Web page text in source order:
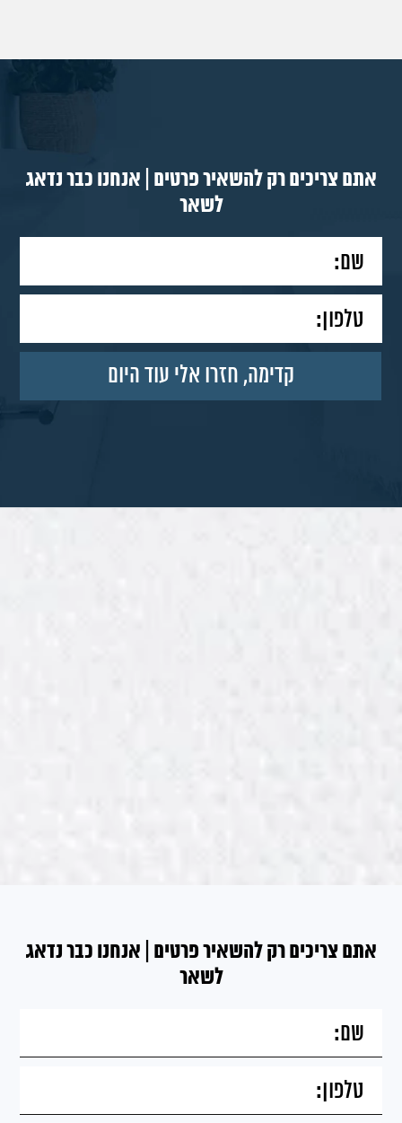
אתם צריכים רק להשאיר פרטים | אנחנו כבר נדאג
לשאר
אתם צריכים רק להשאיר פרטים | אנחנו כבר נדאג
לשאר